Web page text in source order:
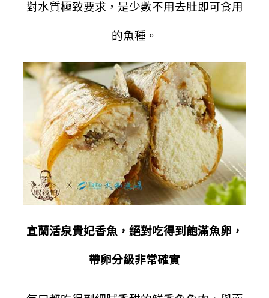
對水質極致要求，是少數不用去肚即可食用
的魚種。
宜蘭活泉貴妃香魚，絕對吃得到飽滿魚卵，
帶卵分級非常確實